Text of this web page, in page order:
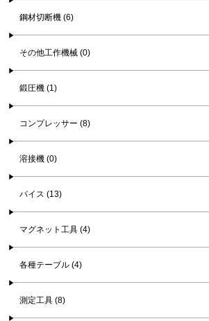
鋼材切断機 (6)
その他工作機械 (0)
鍛圧機 (1)
コンプレッサー (8)
溶接機 (0)
バイス (13)
マグネット工具 (4)
各種テーブル (4)
測定工具 (8)